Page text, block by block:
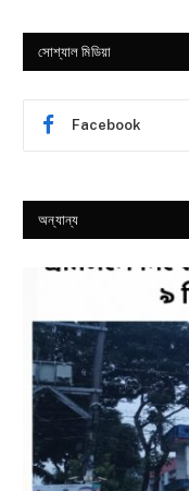
সোশ্যাল মিডিয়া
Facebook
অন্যান্য